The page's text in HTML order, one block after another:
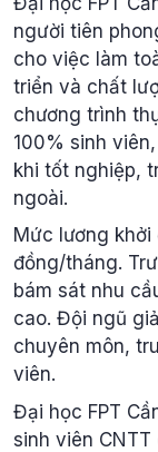
người tiên
cho việc làm
triển và chất
chương trình
100% sinh
khi tốt nghiệp,
ngoài.
Mức lương
đồng/tháng.
bám sát nhu
cao. Đội ngũ
chuyên môn,
viên.
Đại học FPT
sinh viên